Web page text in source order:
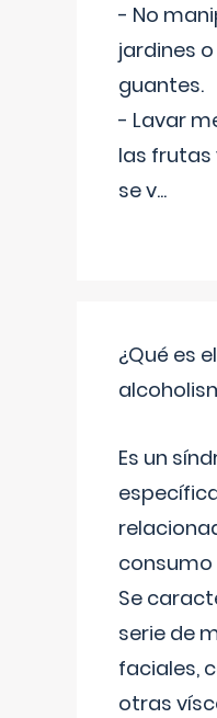
- No
jardines
guantes.
- Lavar
las frutas
se v...
¿Qué es
Es un
consumo
Se
serie de
faciales,
otras